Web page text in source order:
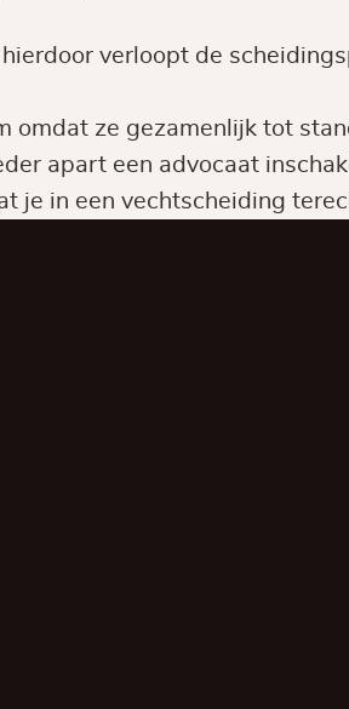
verloopt de
omdat ze gezamenlijk tot
apart een advocaat
je in een vechtscheiding